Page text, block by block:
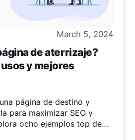
March 5, 2024
de aterrizaje?
y mejores
página de destino y
para maximizar SEO y
ocho ejemplos top de